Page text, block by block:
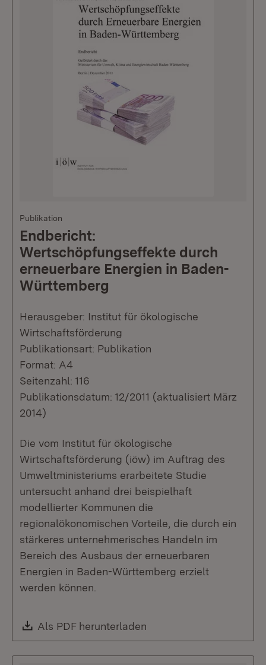
Publikation
Endbericht:
Wertschöpfungseffekte durch
erneuerbare Energien in Baden-
Württemberg
Herausgeber: Institut für ökologische
Wirtschaftsförderung
Publikationsart: Publikation
Format: A4
Seitenzahl: 116
Publikationsdatum: 12/2011 (aktualisiert März
2014)
Die vom Institut für ökologische
Wirtschaftsförderung (iöw) im Auftrag des
Umweltministeriums erarbeitete Studie
untersucht anhand drei beispielhaft
modellierter Kommunen die
regionalökonomischen Vorteile, die durch ein
stärkeres unternehmerisches Handeln im
Bereich des Ausbaus der erneuerbaren
Energien in Baden-Württemberg erzielt
werden können.
Download:
Als PDF herunterladen